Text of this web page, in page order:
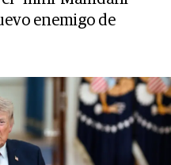
enemigo de